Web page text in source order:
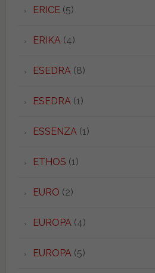
ERICE(5)
ERIKA(4)
ESEDRA(8)
ESEDRA(1)
ESSENZA(1)
ETHOS (1)
EURO (2)
EUROPA(4)
EUROPA(5)